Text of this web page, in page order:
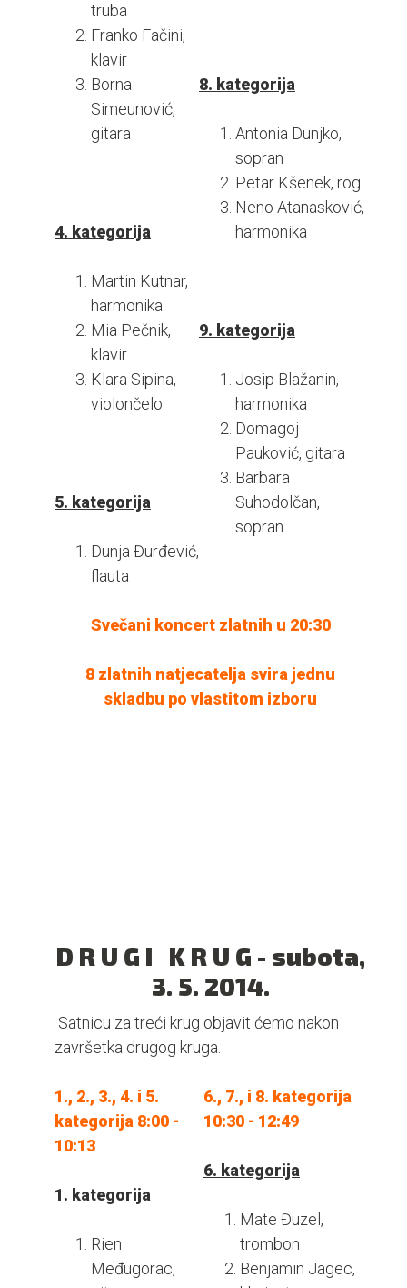
truba
Franko Fačini,
klavir
Borna
Simeunović,
gitara
4. kategorija
Martin Kutnar,
harmonika
Mia Pečnik,
klavir
Klara Sipina,
violončelo
5. kategorija
Dunja Đurđević,
flauta
8. kategorija
Antonia Dunjko,
sopran
Petar Kšenek, rog
Neno Atanasković,
harmonika
9. kategorija
Josip Blažanin,
harmonika
Domagoj
Pauković, gitara
Barbara
Suhodolčan,
sopran
Svečani koncert zlatnih u 20:30
8 zlatnih natjecatelja svira jednu
skladbu po vlastitom izboru
D R U G I K R U G - subota,
3. 5. 2014.
Satnicu za treći krug objavit ćemo nakon
završetka drugog kruga.
1., 2., 3., 4. i 5.
kategorija 8:00 -
10:13
1. kategorija
Rien
Međugorac,
6., 7., i 8. kategorija
10:30 - 12:49
6. kategorija
Mate Đuzel,
trombon
Benjamin Jagec,